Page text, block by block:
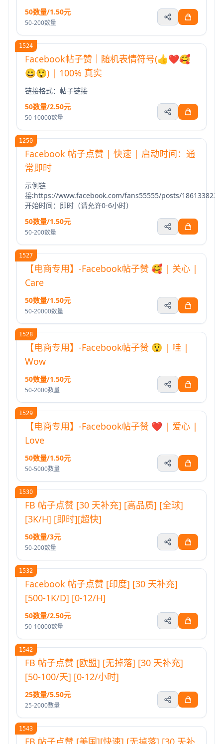
50数量/1.50元
50-200数量
1524
Facebook帖子赞｜随机表情符号(👍❤️🥰
😀😲) | 100% 真实
链接格式：帖子链接
50数量/2.50元
50-10000数量
1250
Facebook 帖子点赞 | 快速 | 启动时间：通
常即时
示例链
接:https://www.facebook.com/fans55555/posts/
开始时间：即时（请允许0-6小时）
50数量/1.50元
50-200数量
1527
【电商专用】-Facebook帖子赞 🥰 | 关心 |
Care
50数量/1.50元
50-20000数量
1528
【电商专用】-Facebook帖子赞 😲 | 哇 |
Wow
50数量/1.50元
50-2000数量
1529
【电商专用】-Facebook帖子赞 ❤️ | 爱心 |
Love
50数量/1.50元
50-5000数量
1530
FB 帖子点赞 [30 天补充] [高品质] [全球]
[3K/H] [即时][超快]
50数量/3元
50-200数量
1532
Facebook 帖子点赞 [印度] [30 天补充]
[500-1K/D] [0-12/H]
50数量/2.50元
50-10000数量
1542
FB 帖子点赞 [欧盟] [无掉落] [30 天补充]
[50-100/天] [0-12/小时]
25数量/5.50元
25-2000数量
1543
FB 帖子点赞 [美国][快速] [无掉落] [30 天补